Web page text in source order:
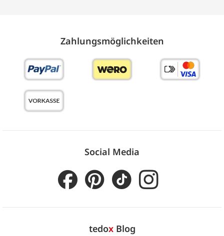
Zahlungs­möglich­keiten
Social Media
tedoxBlog